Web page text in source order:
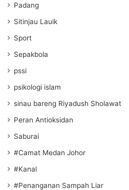
Padang
Sitinjau Lauik
Sport
Sepakbola
pssi
psikologi islam
sinau bareng Riyadush Sholawat
Peran Antioksidan
Saburai
#Camat Medan Johor
#Kanal
#Penanganan Sampah Liar